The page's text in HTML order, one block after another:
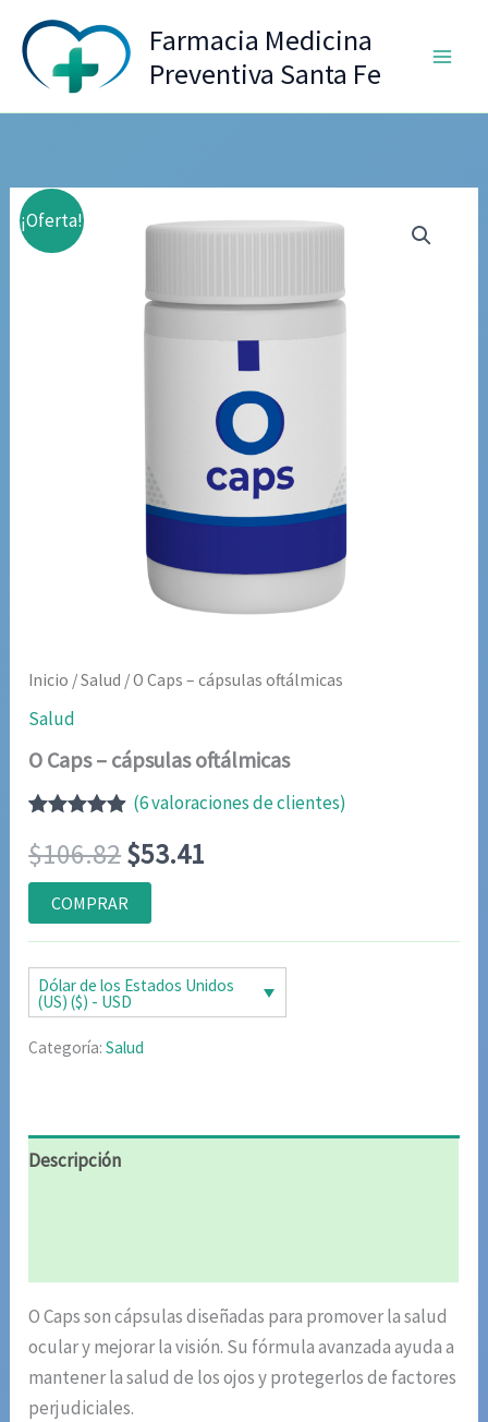
contenido
Farmacia Medicina
Preventiva Santa Fe
¡Oferta!
Inicio /Salud / O Caps – cápsulas oftálmicas
Salud
O Caps – cápsulas oftálmicas
con4.83de
5 en base
a
valoraciones
de clientes
(6valoraciones de clientes)
$106.82El
precio
original
era:
$106.82.
$53.41
actual
es:
COMPRAR
Dólar de los Estados Unidos
(US) ($) - USD
Categoría:Salud
Descripción
O Caps son cápsulas diseñadas para promover la salud
ocular y mejorar la visión. Su fórmula avanzada ayuda a
mantener la salud de los ojos y protegerlos de factores
perjudiciales.